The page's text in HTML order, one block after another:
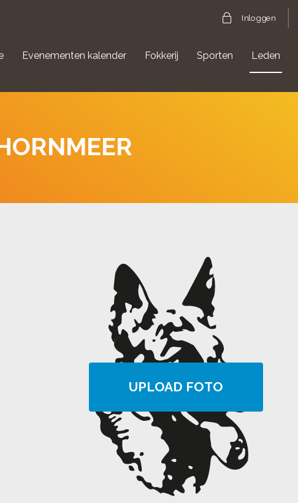
Inloggen
Evenementen kalender Fokkerij Sporten Leden